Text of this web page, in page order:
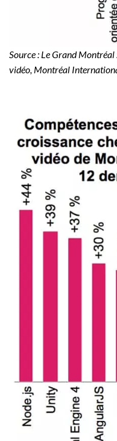
Source : Le Grand
vidéo, Montréal